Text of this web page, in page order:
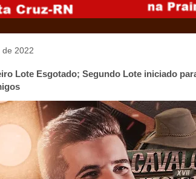
2022
Lote Esgotado; Segundo Lote iniciado